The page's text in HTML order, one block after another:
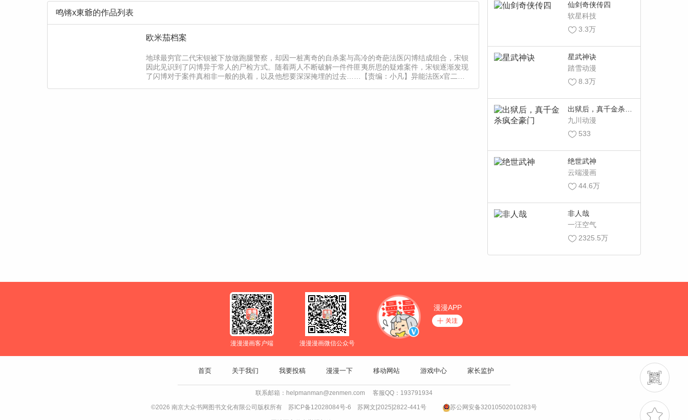
鸣锵x東爺的作品列表
欧米茄档案
地球最穷官二代宋钡被下放做跑腿警察，却因一桩离奇的自杀案与高冷的奇葩法医闪博结成组合，宋钡
因此见识到了闪博异于常人的尸检方式。随着两人不断破解一件件匪夷所思的疑难案件，宋钡逐渐发现
了闪博对于案件真相非一般的执着，以及他想要深深掩埋的过去……【责编：小凡】异能法医x官二代
仙剑奇侠传四
软星科技
3.3万
星武神诀
踏雪动漫
8.3万
出狱后，真千金杀疯
全豪门
九川动漫
533
绝世武神
云端漫画
44.6万
非人哉
一汪空气
2325.5万
漫漫漫画客户端 漫漫漫画微信公众号
漫漫APP
首页 关于我们 我要投稿 漫漫一下 移动网站 游戏中心 家长监护
联系邮箱：helpmanman@zenmen.com 客服QQ：193791934
©2026 南京大众书网图书文化有限公司版权所有 苏ICP备12028084号-6 苏网文[2025]2822-441号 苏公网安备32010502010283号